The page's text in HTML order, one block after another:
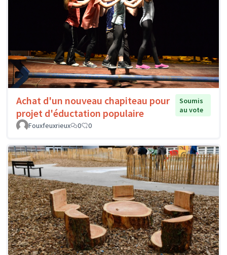
Achat d'un nouveau chapiteau pour
projet d'éductation populaire
Soumis
au vote
Fouxfeuxrieux
0 0